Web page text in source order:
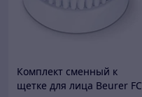
Комплект сменный к
щетке для лица Beurer FC